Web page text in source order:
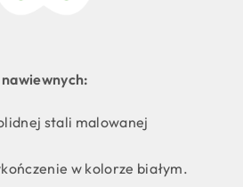
stali malowanej
w kolorze białym.